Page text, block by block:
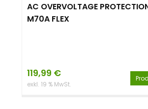
AC OVERVOLTAGE
M70A FLEX
119,99 €
exkl. 19 % MwSt.